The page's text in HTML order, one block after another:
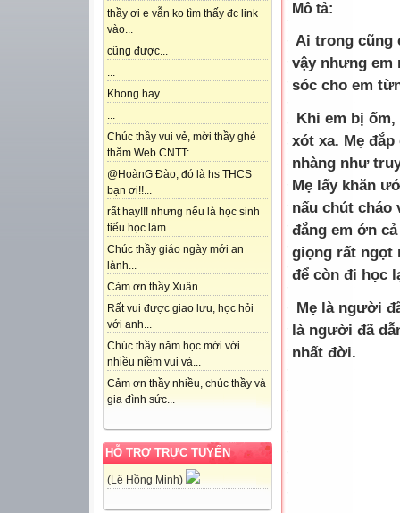
thầy ơi e vẫn ko tìm thấy đc link
vào...
cũng được...
...
Khong hay...
...
Chúc thầy vui vẻ, mời thầy ghé
thăm Web CNTT:...
@HoànG Đào, đó là hs THCS
bạn ơi!!...
rất hay!!! nhưng nếu là học sinh
tiểu học làm...
Chúc thầy giáo ngày mới an
lành...
Cảm ơn thầy Xuân...
Rất vui được giao lưu, học hỏi
với anh...
Chúc thầy năm học mới với
nhiều niềm vui và...
Cảm ơn thầy nhiều, chúc thầy và
gia đình sức...
HỖ TRỢ TRỰC TUYẾN
(Lê Hồng Minh)
Mô tả:
Ai trong cũng
vậy nhưng em
sóc cho em
Khi em bị ốm,
xót xa. Mẹ
nhàng như
Mẹ lấy khăn
nấu chút cháo
đắng em ớn
giọng rất ngọt
để còn đi học
Mẹ là người
là người đã
nhất đời.